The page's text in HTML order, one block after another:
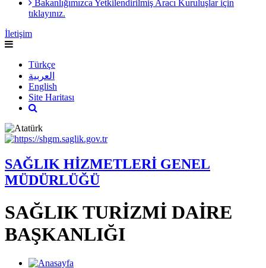
Bakanlığımızca Yetkilendirilmiş Aracı Kuruluşlar için
tıklayınız.
İletişim
Türkçe
العربية
English
Site Haritası
SAĞLIK HİZMETLERİ GENEL
MÜDÜRLÜĞÜ
SAĞLIK TURİZMİ DAİRE
BAŞKANLIĞI